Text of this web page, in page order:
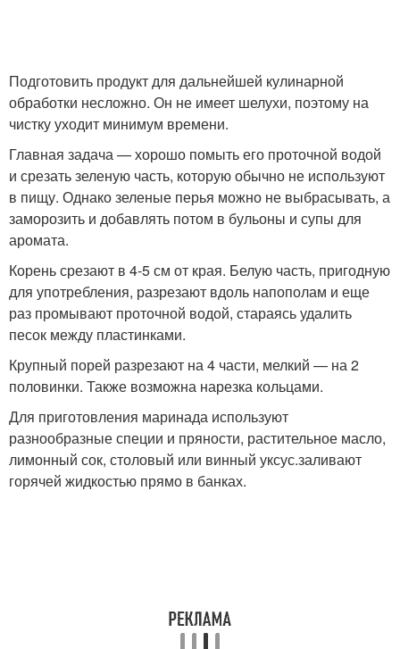
Подготовить продукт для дальнейшей кулинарной
обработки несложно. Он не имеет шелухи, поэтому на
чистку уходит минимум времени.
Главная задача — хорошо помыть его проточной водой
и срезать зеленую часть, которую обычно не используют
в пищу. Однако зеленые перья можно не выбрасывать, а
заморозить и добавлять потом в бульоны и супы для
аромата.
Корень срезают в 4-5 см от края. Белую часть, пригодную
для употребления, разрезают вдоль напополам и еще
раз промывают проточной водой, стараясь удалить
песок между пластинками.
Крупный порей разрезают на 4 части, мелкий — на 2
половинки. Также возможна нарезка кольцами.
Для приготовления маринада используют
разнообразные специи и пряности, растительное масло,
лимонный сок, столовый или винный уксус.заливают
горячей жидкостью прямо в банках.